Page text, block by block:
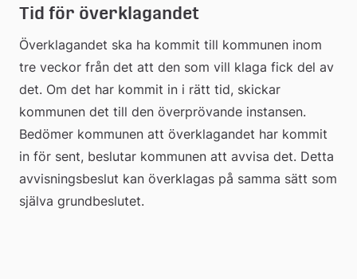
Tid för överklagandet
Överklagandet ska ha kommit till kommunen inom
tre veckor från det att den som vill klaga fick del av
det. Om det har kommit in i rätt tid, skickar
kommunen det till den överprövande instansen.
Bedömer kommunen att överklagandet har kommit
in för sent, beslutar kommunen att avvisa det. Detta
avvisningsbeslut kan överklagas på samma sätt som
själva grundbeslutet.